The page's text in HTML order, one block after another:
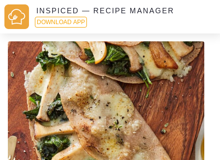
INSPICED — RECIPE MANAGER
DOWNLOAD APP